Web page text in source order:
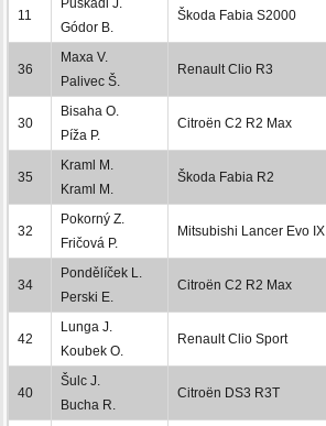
11
Puskádi J.
Gódor B.
Škoda Fabia S2000
36
Maxa V.
Palivec Š.
Renault Clio R3
30
Bisaha O.
Píža P.
Citroën C2 R2 Max
35
Kraml M.
Kraml M.
Škoda Fabia R2
32
Pokorný Z.
Fričová P.
Mitsubishi Lancer Evo IX
34
Pondělíček L.
Perski E.
Citroën C2 R2 Max
42
Lunga J.
Koubek O.
Renault Clio Sport
40
Šulc J.
Bucha R.
Citroën DS3 R3T